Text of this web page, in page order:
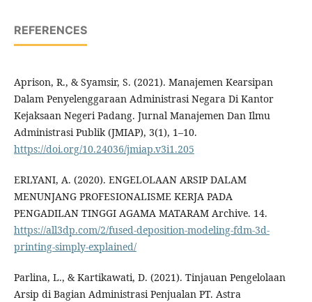
REFERENCES
Aprison, R., & Syamsir, S. (2021). Manajemen Kearsipan
Dalam Penyelenggaraan Administrasi Negara Di Kantor
Kejaksaan Negeri Padang. Jurnal Manajemen Dan Ilmu
Administrasi Publik (JMIAP), 3(1), 1–10.
https://doi.org/10.24036/jmiap.v3i1.205
ERLYANI, A. (2020). ENGELOLAAN ARSIP DALAM
MENUNJANG PROFESIONALISME KERJA PADA
PENGADILAN TINGGI AGAMA MATARAM Archive. 14.
https://all3dp.com/2/fused-deposition-modeling-fdm-3d-
printing-simply-explained/
Parlina, L., & Kartikawati, D. (2021). Tinjauan Pengelolaan
Arsip di Bagian Administrasi Penjualan PT. Astra